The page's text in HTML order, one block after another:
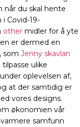
når du skal hente
Covid-19-
other midler for å yte
er dermed en
som Jenny skavlan
tilpasse ulike
oplevelsen af,
at der samtidig er
vores designs.
økonomien vår
samfunn